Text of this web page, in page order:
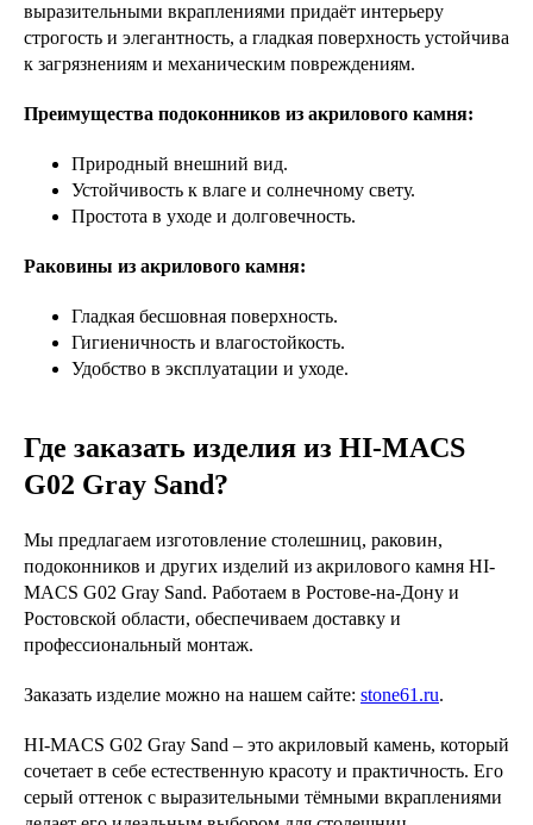
выразительными вкраплениями придаёт интерьеру
строгость и элегантность, а гладкая поверхность устойчива
к загрязнениям и механическим повреждениям.
Преимущества подоконников из акрилового камня:
Природный внешний вид.
Устойчивость к влаге и солнечному свету.
Простота в уходе и долговечность.
Раковины из акрилового камня:
Гладкая бесшовная поверхность.
Гигиеничность и влагостойкость.
Удобство в эксплуатации и уходе.
Где заказать изделия из HI-MACS
G02 Gray Sand?
Мы предлагаем изготовление столешниц, раковин,
подоконников и других изделий из акрилового камня HI-
MACS G02 Gray Sand. Работаем в Ростове-на-Дону и
Ростовской области, обеспечиваем доставку и
профессиональный монтаж.
Заказать изделие можно на нашем сайте: stone61.ru.
HI-MACS G02 Gray Sand – это акриловый камень, который
сочетает в себе естественную красоту и практичность. Его
серый оттенок с выразительными тёмными вкраплениями